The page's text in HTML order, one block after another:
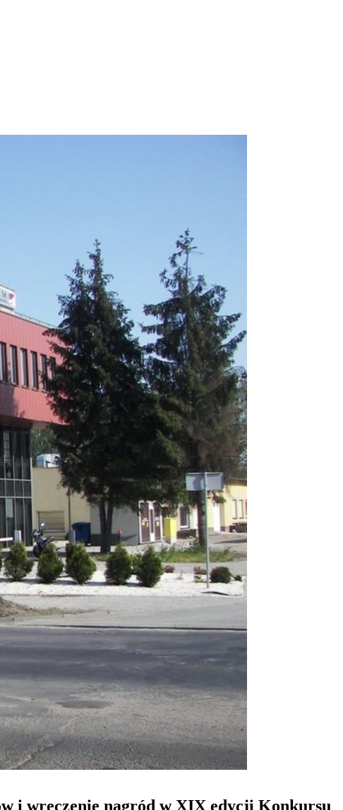
i wręczenie nagród w XIX edycji Konkursu